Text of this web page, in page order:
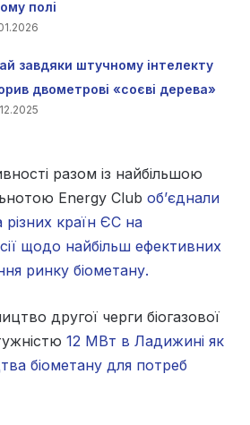
полі
завдяки штучному інтелекту
двометрові «соєві дерева»
разом із найбільшою
Energy Club об’єднали
різних країн ЄС на
щодо найбільш ефективних
ринку біометану.
другої черги біогазової
12 МВт в Ладижині як
біометану для потреб